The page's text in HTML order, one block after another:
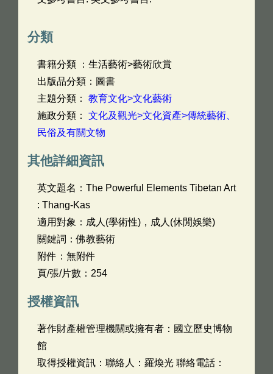
分類
書籍分類 ：生活藝術>藝術欣賞
出版品分類：圖書
主題分類： 教育文化>文化藝術
施政分類： 文化及觀光>文化資產>傳統藝術、
民俗及有關文物
其他詳細資訊
英文題名： The Powerful Elements Tibetan Art
: Thang-Kas
適用對象：成人(學術性)，成人(休閒娛樂)
關鍵詞：佛教藝術
附件：無附件
頁/張/片數：254
授權資訊
著作財產權管理機關或擁有者：國立歷史博物
館
取得授權資訊：聯絡人：羅煥光 聯絡電話：